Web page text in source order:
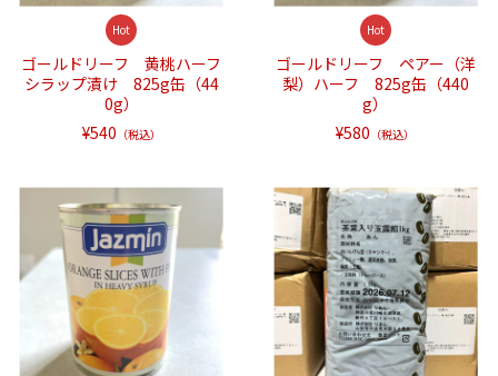
Hot
ゴールドリーフ 黄桃ハーフ
シラップ漬け 825g缶（44
0g）
¥540 （税込）
Hot
ゴールドリーフ ペアー（洋
梨）ハーフ 825g缶（440
g）
¥580 （税込）